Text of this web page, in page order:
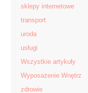
sklepy internetowe
transport
uroda
usługi
Wszystkie artykuły
Wyposażenie Wnętrz
zdrowie